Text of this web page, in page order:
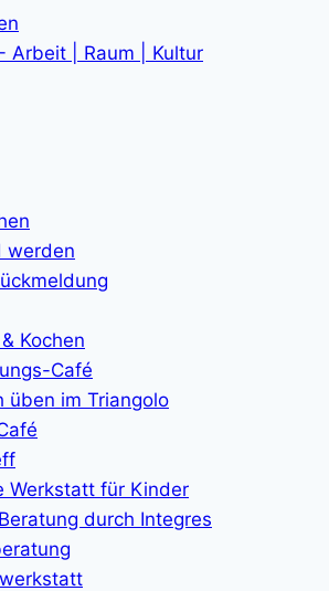
werden
Kochen
Café
üben im Triangolo
Werkstatt für Kinder
durch Integres